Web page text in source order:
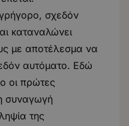
σχεδόν
καταναλώνει
με αποτέλεσμα να
αυτόματο. Εδώ
οι πρώτες
συναγωγή
της